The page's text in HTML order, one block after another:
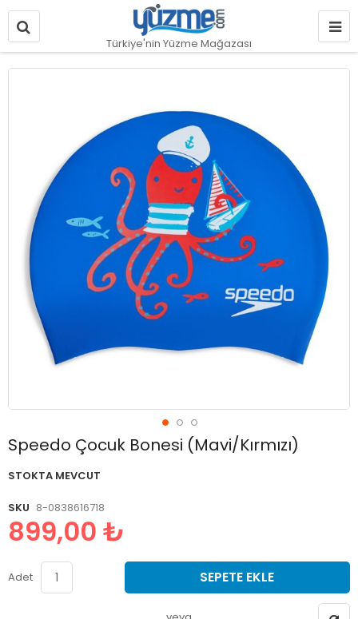
Türkiye'nin Yüzme Mağazası
Speedo Çocuk Bonesi (Mavi/Kırmızı)
STOKTA MEVCUT
SKU 8-0838616718
899,00 ₺
Adet SEPETE EKLE
Resim
Resim
galerisinin
başlangıcına